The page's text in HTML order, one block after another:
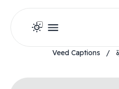
/
Veed Captions